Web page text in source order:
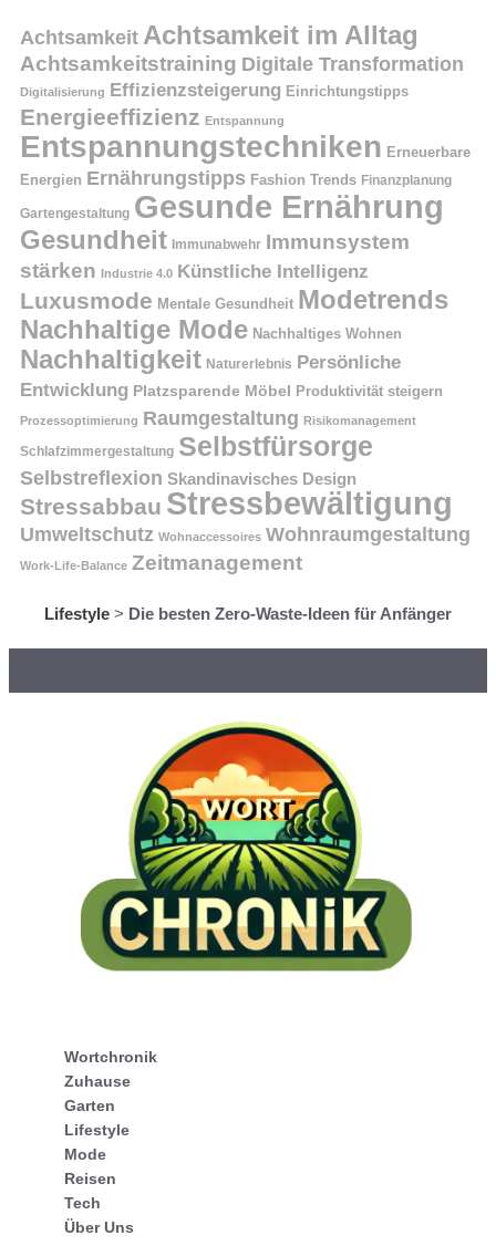
Achtsamkeit Achtsamkeit im Alltag
Achtsamkeitstraining Digitale Transformation
Digitalisierung Effizienzsteigerung Einrichtungstipps
Energieeffizienz Entspannung
Entspannungstechniken Erneuerbare
Energien Ernährungstipps Fashion Trends Finanzplanung
Gartengestaltung Gesunde Ernährung
Gesundheit Immunabwehr Immunsystem
stärken Industrie 4.0 Künstliche Intelligenz
Luxusmode Mentale Gesundheit Modetrends
Nachhaltige Mode Nachhaltiges Wohnen
Nachhaltigkeit Naturerlebnis Persönliche
Entwicklung Platzsparende Möbel Produktivität steigern
Prozessoptimierung Raumgestaltung Risikomanagement
Schlafzimmergestaltung Selbstfürsorge
Selbstreflexion Skandinavisches Design
Stressabbau Stressbewältigung
Umweltschutz Wohnaccessoires Wohnraumgestaltung
Work-Life-Balance Zeitmanagement
Lifestyle > Die besten Zero-Waste-Ideen für Anfänger
Wortchronik
Zuhause
Garten
Lifestyle
Mode
Reisen
Tech
Über Uns